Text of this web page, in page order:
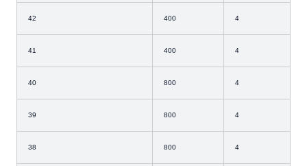
42 400 4
41 400 4
40 800 4
39 800 4
38 800 4